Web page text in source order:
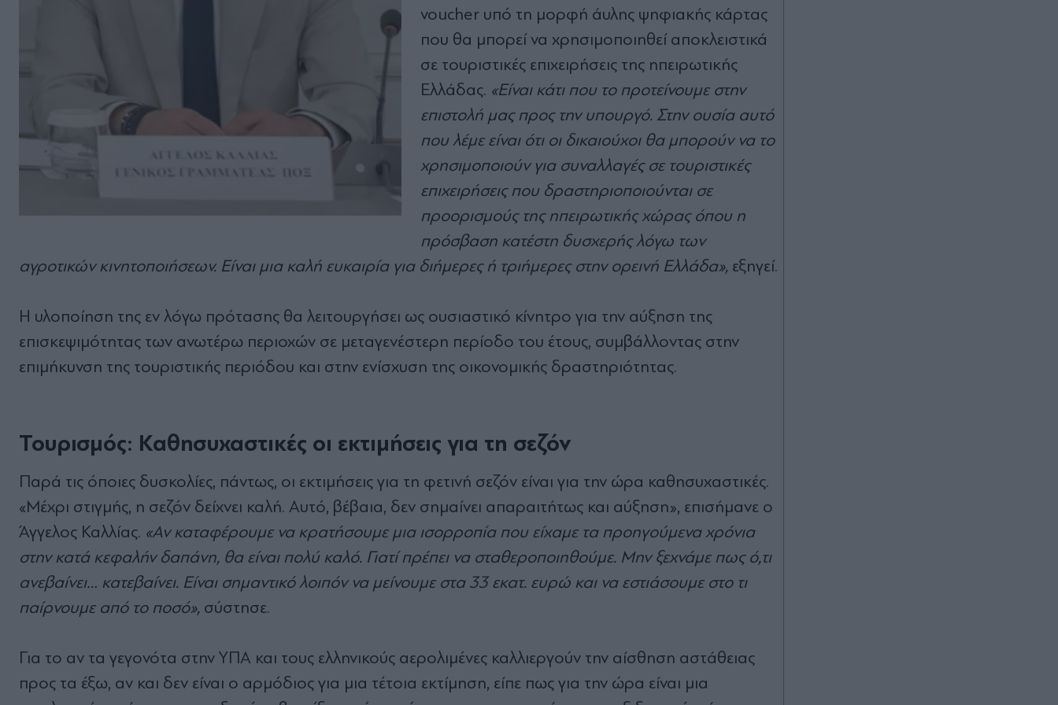
voucherυπό τη μορφή άυλης ψηφιακής κάρτας
που θα μπορεί να χρησιμοποιηθεί αποκλειστικά
σε τουριστικές επιχειρήσεις της ηπειρωτικής
Ελλάδας. «Είναι κάτι που το προτείνουμε στην
επιστολή μας προς την υπουργό. Στην ουσία αυτό
που λέμε είναι ότι οι δικαιούχοι θα μπορούν να το
χρησιμοποιούν για συναλλαγές σε τουριστικές
επιχειρήσεις που δραστηριοποιούνται σε
προορισμούς της ηπειρωτικής χώρας όπου η
πρόσβαση κατέστη δυσχερής λόγω των
αγροτικών κινητοποιήσεων. Είναι μια καλή ευκαιρία για διήμερες ή τριήμερες στην ορεινή Ελλάδα», εξηγεί.
Η υλοποίηση της εν λόγω πρότασης θα λειτουργήσει ως ουσιαστικό κίνητρο για την αύξηση της
επισκεψιμότητας των ανωτέρω περιοχών σε μεταγενέστερη περίοδο του έτους, συμβάλλοντας στην
επιμήκυνση της τουριστικής περιόδου και στην ενίσχυση της οικονομικής δραστηριότητας.
Τουρισμός: Καθησυχαστικές οι εκτιμήσεις για τη σεζόν
Παρά τις όποιες δυσκολίες, πάντως, οι εκτιμήσεις για τη φετινή σεζόν είναι για την ώρα καθησυχαστικές.
«Μέχρι στιγμής, η σεζόν δείχνει καλή. Αυτό, βέβαια, δεν σημαίνει απαραιτήτως και αύξηση», επισήμανε ο
Άγγελος Καλλίας. «Αν καταφέρουμε να κρατήσουμε μια ισορροπία που είχαμε τα προηγούμενα χρόνια
στην κατά κεφαλήν δαπάνη, θα είναι πολύ καλό. Γιατί πρέπει να σταθεροποιηθούμε. Μην ξεχνάμε πως ό,τι
ανεβαίνει… κατεβαίνει. Είναι σημαντικό λοιπόν να μείνουμε στα 33 εκατ. ευρώ και να εστιάσουμε στο τι
παίρνουμε από το ποσό», σύστησε.
Για το αν τα γεγονότα στην ΥΠΑ και τους ελληνικούς αερολιμένες καλλιεργούν την αίσθηση αστάθειας
προς τα έξω, αν και δεν είναι ο αρμόδιος για μια τέτοια εκτίμηση, είπε πως για την ώρα είναι μια